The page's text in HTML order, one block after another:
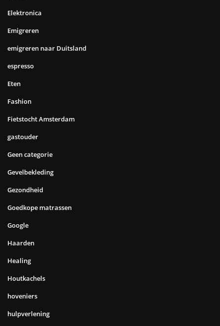
Elektronica
Emigreren
emigreren naar Duitsland
espresso
Eten
Fashion
Fietstocht Amsterdam
gastouder
Geen categorie
Gevelbekleding
Gezondheid
Goedkope matrassen
Google
Haarden
Healing
Houtkachels
hoveniers
hulpverlening